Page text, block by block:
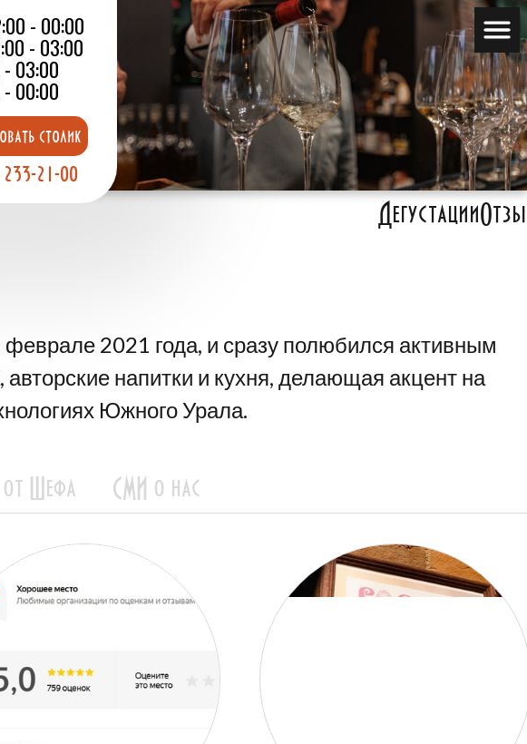
- 00:00
- 03:00
- 03:00
- 00:00
столик
21-00
Дегустации
2021 года, и сразу полюбился активным
напитки и кухня, делающая акцент на
Южного Урала.
Шефа СМИ о нас